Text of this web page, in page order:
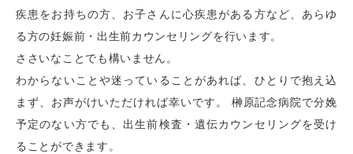
疾患をお持ちの方、お子さんに心疾患がある方など、あらゆ
る方の妊娠前・出生前カウンセリングを行います。
ささいなことでも構いません。
わからないことや迷っていることがあれば、ひとりで抱え込
まず、お声がけいただければ幸いです。 榊󠄀󠄀󠄀󠄀󠄀󠄀原記念病院で分娩
予定のない方でも、出生前検査・遺伝カウンセリングを受け
ることができます。